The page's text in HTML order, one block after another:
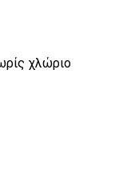
χλώριο